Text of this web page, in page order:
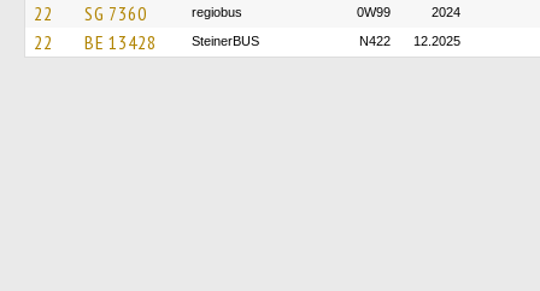
22 SG 7360 regiobus 0W99 2024
22 BE 13428 SteinerBUS N422 12.2025